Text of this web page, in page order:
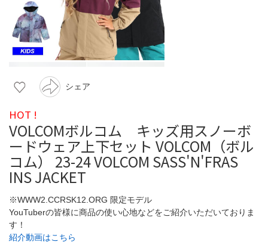
シェア
HOT !
VOLCOMボルコム キッズ用スノーボ
ードウェア上下セット VOLCOM（ボル
コム） 23-24 VOLCOM SASS'N'FRAS
INS JACKET
※WWW2.CCRSK12.ORG 限定モデル
YouTuberの皆様に商品の使い心地などをご紹介いただいておりま
す！
紹介動画はこちら